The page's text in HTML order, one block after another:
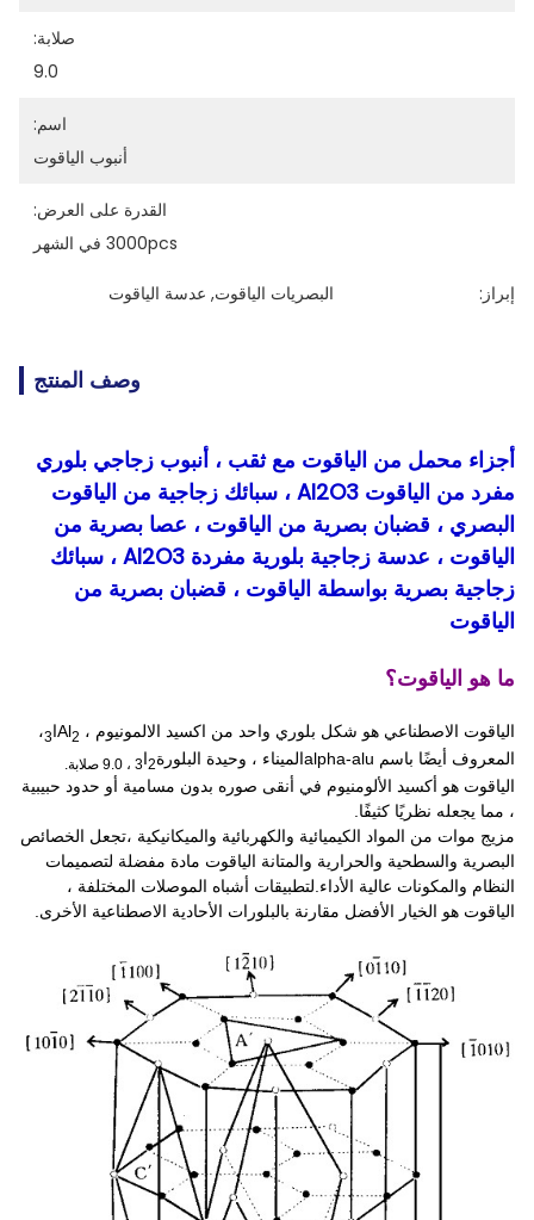
صلابة:
9.0
اسم:
أنبوب الياقوت
القدرة على العرض:
3000pcs في الشهر
إبراز: البصريات الياقوت, عدسة الياقوت
وصف المنتج
أجزاء محمل من الياقوت مع ثقب ، أنبوب زجاجي بلوري
مفرد من الياقوت Al2O3 ، سبائك زجاجية من الياقوت
البصري ، قضبان بصرية من الياقوت ، عصا بصرية من
الياقوت ، عدسة زجاجية بلورية مفردة Al2O3 ، سبائك
زجاجية بصرية بواسطة الياقوت ، قضبان بصرية من
الياقوت
ما هو الياقوت؟
الياقوت الاصطناعي هو شكل بلوري واحد من اكسيد الالمونيوم ، Al 2 ا3،
المعروف أيضًا باسم alpha-alu
الميناء ، وحيدة البلورة2ا3 ، 9.0 صلابة.
الياقوت هو أكسيد الألومنيوم في أنقى صوره بدون مسامية أو حدود حبيبية
، مما يجعله نظريًا كثيفًا.
مزيج موات من المواد الكيميائية والكهربائية والميكانيكية ،تجعل الخصائص
البصرية والسطحية والحرارية والمتانة الياقوت مادة مفضلة لتصميمات
النظام والمكونات عالية الأداء.لتطبيقات أشباه الموصلات المختلفة ،
الياقوت هو الخيار الأفضل مقارنة بالبلورات الأحادية الاصطناعية الأخرى.